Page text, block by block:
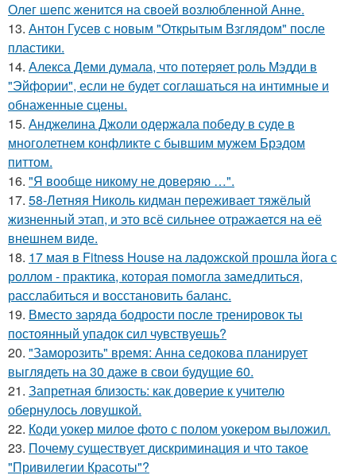
Олег шепс женится на своей возлюбленной Анне.
13. Антон Гусев с новым "Открытым Взглядом" после
пластики.
14. Алекса Деми думала, что потеряет роль Мэдди в
"Эйфории", если не будет соглашаться на интимные и
обнаженные сцены.
15. Анджелина Джоли одержала победу в суде в
многолетнем конфликте с бывшим мужем Брэдом
питтом.
16. "Я вообще никому не доверяю …".
17. 58-Летняя Николь кидман переживает тяжёлый
жизненный этап, и это всё сильнее отражается на её
внешнем виде.
18. 17 мая в Fitness House на ладожской прошла йога с
роллом - практика, которая помогла замедлиться,
расслабиться и восстановить баланс.
19. Вместо заряда бодрости после тренировок ты
постоянный упадок сил чувствуешь?
20. "Заморозить" время: Анна седокова планирует
выглядеть на 30 даже в свои будущие 60.
21. Запретная близость: как доверие к учителю
обернулось ловушкой.
22. Коди уокер милое фото с полом уокером выложил.
23. Почему существует дискриминация и что такое
"Привилегии Красоты"?